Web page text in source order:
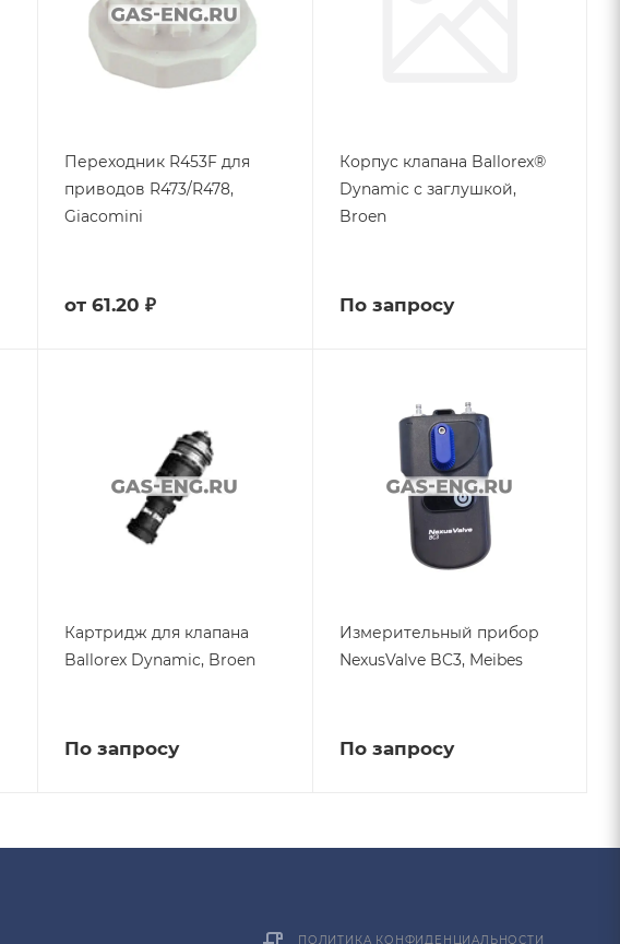
Переходник R453F для
приводов R473/R478,
Giacomini
от 61.20 ₽
Корпус клапана Ballorex®
Dynamic с заглушкой,
Broen
По запросу
Картридж для клапана
Ballorex Dynamic, Broen
По запросу
Измерительный прибор
NexusValve BC3, Meibes
По запросу
ПОЛИТИКА КОНФИДЕНЦИАЛЬНОСТИ